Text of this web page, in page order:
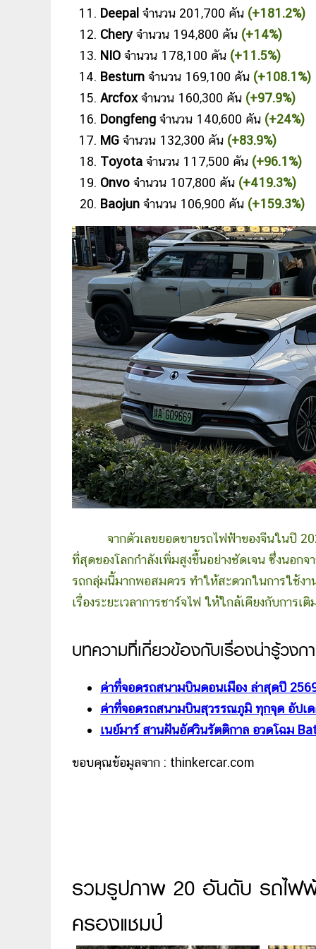
Deepal จำนวน 201,700 คัน (+181.2%)
Chery จำนวน 194,800 คัน (+14%)
NIO จำนวน 178,100 คัน (+11.5%)
Besturn จำนวน 169,100 คัน (+108.1%)
Arcfoxจำนวน 160,300 คัน (+97.9%)
Dongfeng จำนวน 140,600 คัน (+24%)
MG จำนวน 132,300 คัน (+83.9%)
Toyota จำนวน 117,500 คัน (+96.1%)
Onvo จำนวน 107,800 คัน (+419.3%)
Baojun จำนวน 106,900 คัน (+159.3%)
จากตัวเลขยอดขายรถไฟฟ้าของจีนในปี
ที่สุดของโลกกำลังเพิ่มสูงขึ้นอย่างชัดเจน ซึ่งนอก
รถกลุ่มนี้มากพอสมควร ทำให้สะดวกในการใช้ง
เรื่องระยะเวลาการชาร์จไฟ ให้ใกล้เคียงกับการ
บทความที่เกี่ยวข้องกับเรื่องน่ารู้วงก
ค่าที่จอดรถสนามบินดอนเมือง ล่าสุดปี
ค่าที่จอดรถสนามบินสุวรรณภูมิ ทุกจุด อัปเ
เนย์มาร์ สานฝันอัศวินรัตติกาล อวดโฉม
ขอบคุณข้อมูลจาก : thinkercar.com
รวมรูปภาพ 20 อันดับ รถไฟ
ครองแชมป์